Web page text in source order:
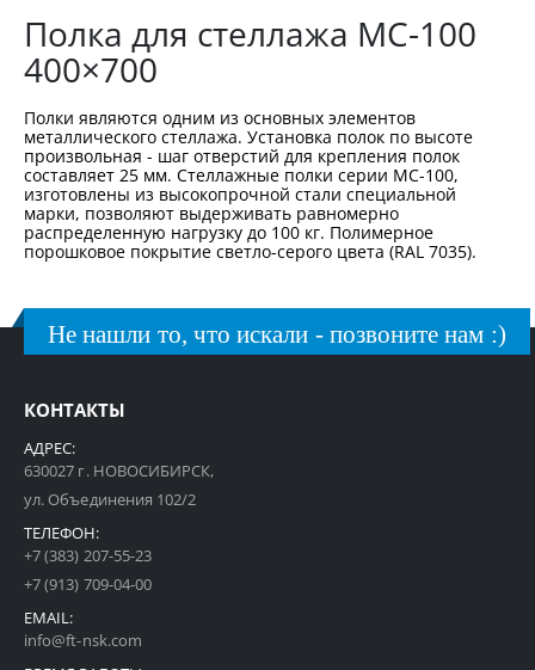
Полка для стеллажа МС-100
400×700
Полки являются одним из основных элементов
металлического стеллажа. Установка полок по высоте
произвольная - шаг отверстий для крепления полок
составляет 25 мм. Стеллажные полки серии МС-100,
изготовлены из высокопрочной стали специальной
марки, позволяют выдерживать равномерно
распределенную нагрузку до 100 кг. Полимерное
порошковое покрытие светло-серого цвета (RAL 7035).
Не нашли то, что искали - позвоните нам :)
КОНТАКТЫ
АДРЕС:
630027 г. НОВОСИБИРСК,
ул. Объединения 102/2
ТЕЛЕФОН:
+7 (383) 207-55-23
+7 (913) 709-04-00
EMAIL:
info@ft-nsk.com